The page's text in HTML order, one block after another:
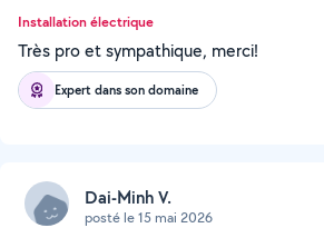
Installation électrique
Très pro et sympathique, merci!
Expert dans son domaine
Dai-Minh V.
posté le 15 mai 2026